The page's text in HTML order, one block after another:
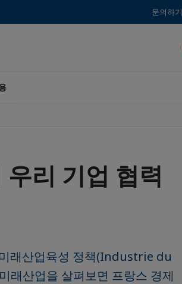
문의하기
리 기업 협력
래산업육성 정책(Industrie du
래산업을 살펴보면 프랑스 경제